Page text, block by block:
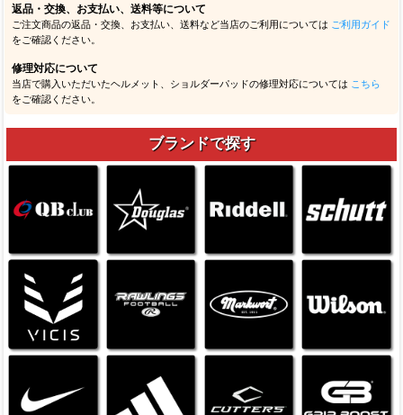
返品・交換、お支払い、送料等について
ご注文商品の返品・交換、お支払い、送料など当店のご利用については ご利用ガイド
をご確認ください。
修理対応について
当店で購入いただいたヘルメット、ショルダーパッドの修理対応については こちら
をご確認ください。
ブランドで探す